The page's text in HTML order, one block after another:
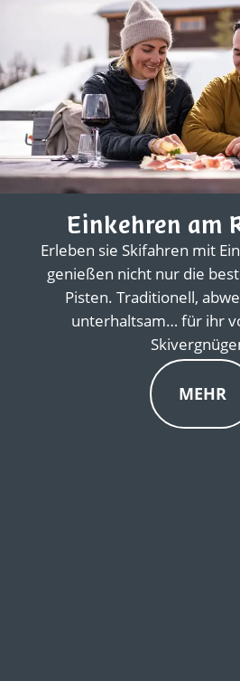
Einkehren am
Erleben sie Skifahren mit
genießen nicht nur die
Pisten. Traditionell,
unterhaltsam… für ihr
MEHR